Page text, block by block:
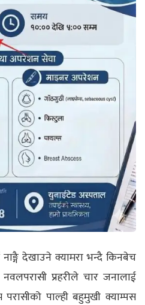
देखाउने क्यामरा भन्दै किनबेच
प्रहरीले चार जनालाई
पाल्ही बहुमुखी क्याम्पस